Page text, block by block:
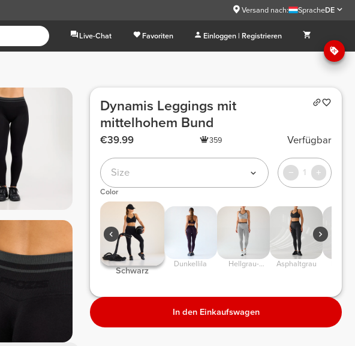
Versand nach: SpracheDE
Live-Chat Favoriten Einloggen | Registrieren
Dynamis Leggings mit
mittelhohem Bund
€39.99 359 Verfügbar
Size 1
Color
Schwarz
Dunkellila
Hellgrau-
Asphaltgrau
In den Einkaufswagen